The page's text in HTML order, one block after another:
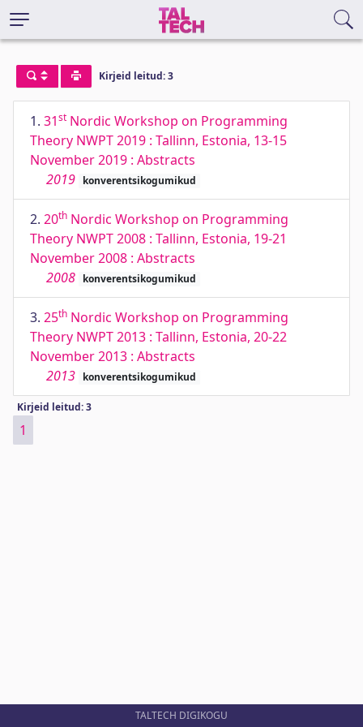
Kirjeid leitud: 3
1. 31st Nordic Workshop on Programming
Theory NWPT 2019 : Tallinn, Estonia, 13-15
November 2019 : Abstracts
2019 konverentsikogumikud
2. 20th Nordic Workshop on Programming
Theory NWPT 2008 : Tallinn, Estonia, 19-21
November 2008 : Abstracts
2008 konverentsikogumikud
3. 25th Nordic Workshop on Programming
Theory NWPT 2013 : Tallinn, Estonia, 20-22
November 2013 : Abstracts
2013 konverentsikogumikud
Kirjeid leitud: 3
1
TALTECH DIGIKOGU